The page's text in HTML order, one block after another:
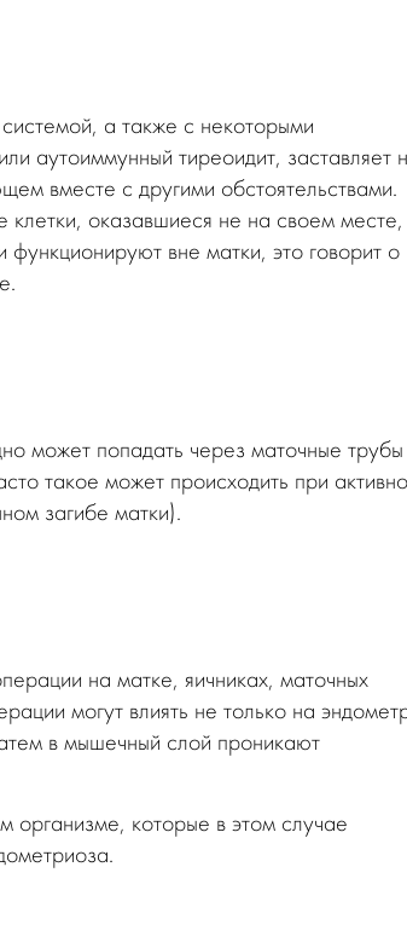
а также с некоторыми
аутоиммунный тиреоидит, заставляет
вместе с другими обстоятельствами.
оказавшиеся не на своем месте,
функционируют вне матки, это говорит о
может попадать через маточные трубы
такое может происходить при
загибе матки).
на матке, яичниках, маточных
могут влиять не только на
в мышечный слой проникают
организме, которые в этом случае